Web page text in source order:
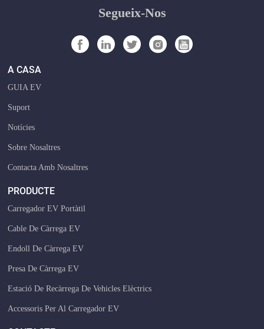
Segueix-Nos
A CASA
GUIA EV
Suport
Notícies
Sobre Nosaltres
Contacta Amb Nosaltres
PRODUCTE
Carregador EV Portàtil
Cable De Càrrega EV
Endoll De Càrrega EV
Presa De Càrrega EV
Estació De Recàrrega De Vehicles Elèctrics
Accessoris Per Al Carregador EV